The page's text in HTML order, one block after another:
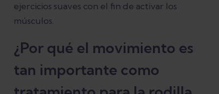
ejercicios suaves con el fin de activar los
músculos.
¿Por qué el movimiento es
tan importante como